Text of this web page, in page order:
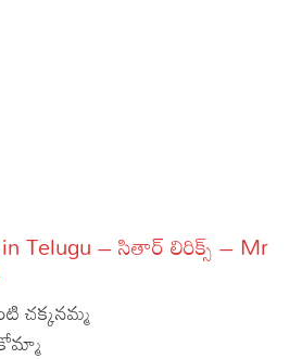
Telugu – సితార్ లిరిక్స్ – Mr
చక్కనమ్మ